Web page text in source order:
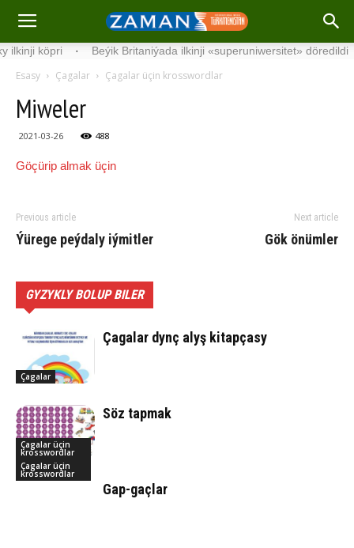
köp­ri · Beýik Britaniýada ilkinji «superuniwersitet» döredildi ·
Esasy Çagalar Çagalar üçin krosswordlar
Miweler
2021-03-26 488
Göçürip almak üçin
Previous article
Ýü­re­ge peý­da­ly iý­mit­ler
Next article
Gök önümler
GYZYKLY BOLUP BILER
Çagalar
Çagalar dynç alyş kitapçasy
Çagalar üçin
krosswordlar
Söz tapmak
Çagalar üçin
krosswordlar
Gap-gaçlar